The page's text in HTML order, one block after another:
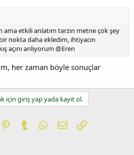
ama etkili anlatım tarzın metne çok şey
nokta daha ekledim, ihtiyacın
açını anlıyorum @Eren
her zaman böyle sonuçlar
için giriş yap yada kayıt ol.
PinterestTumblrWhatsApp
E-postaLink